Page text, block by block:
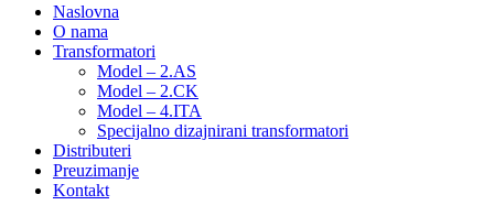
Naslovna
O nama
Transformatori
Model – 2.AS
Model – 2.CK
Model – 4.ITA
Specijalno dizajnirani transformatori
Distributeri
Preuzimanje
Kontakt